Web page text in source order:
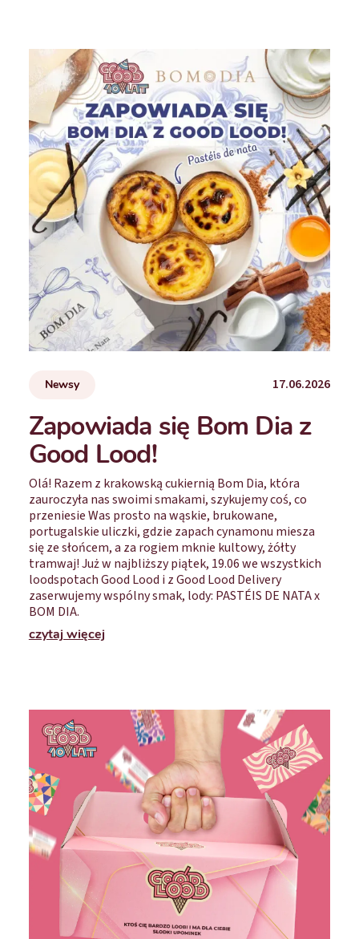
Newsy 17.06.2026
Zapowiada się Bom Dia z
Good Lood!
Olá! Razem z krakowską cukiernią Bom Dia, która
zauroczyła nas swoimi smakami, szykujemy coś, co
przeniesie Was prosto na wąskie, brukowane,
portugalskie uliczki, gdzie zapach cynamonu miesza
się ze słońcem, a za rogiem mknie kultowy, żółty
tramwaj! Już w najbliższy piątek, 19.06 we wszystkich
loodspotach Good Lood i z Good Lood Delivery
zaserwujemy wspólny smak, lody: PASTÉIS DE NATA x
BOM DIA.
czytaj więcej